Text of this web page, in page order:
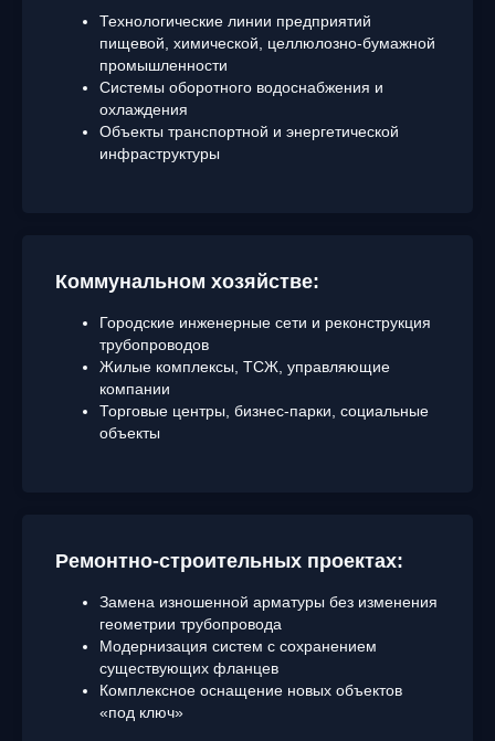
Технологические линии предприятий
пищевой, химической, целлюлозно-бумажной
промышленности
Системы оборотного водоснабжения и
охлаждения
Объекты транспортной и энергетической
инфраструктуры
Коммунальном хозяйстве:
Городские инженерные сети и реконструкция
трубопроводов
Жилые комплексы, ТСЖ, управляющие
компании
Торговые центры, бизнес-парки, социальные
объекты
Ремонтно-строительных проектах:
Замена изношенной арматуры без изменения
геометрии трубопровода
Модернизация систем с сохранением
существующих фланцев
Комплексное оснащение новых объектов
«под ключ»